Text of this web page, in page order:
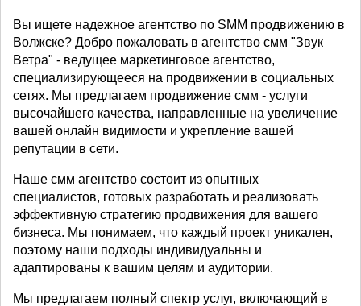
Вы ищете надежное агентство по SMM продвижению в
Волжске? Добро пожаловать в агентство смм "Звук
Ветра" - ведущее маркетинговое агентство,
специализирующееся на продвижении в социальных
сетях. Мы предлагаем продвижение смм - услуги
высочайшего качества, направленные на увеличение
вашей онлайн видимости и укрепление вашей
репутации в сети.
Наше смм агентство состоит из опытных
специалистов, готовых разработать и реализовать
эффективную стратегию продвижения для вашего
бизнеса. Мы понимаем, что каждый проект уникален,
поэтому наши подходы индивидуальны и
адаптированы к вашим целям и аудитории.
Мы предлагаем полный спектр услуг, включающий в